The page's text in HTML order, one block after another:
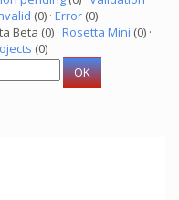
(0) · Error (0)
Beta (0) · Rosetta Mini (0) ·
(0)